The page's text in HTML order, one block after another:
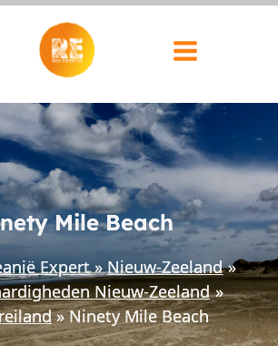
Mile Beach
Expert
Nieuw-Zeeland
Nieuw-Zeeland
Ninety Mile Beach